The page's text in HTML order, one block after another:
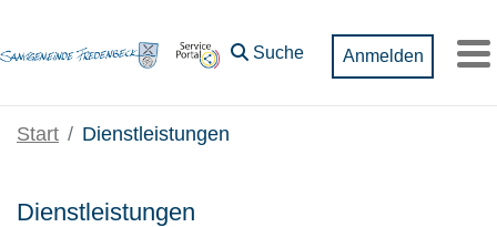
Suche
Anmelden
Start Dienstleistungen
Dienstleistungen